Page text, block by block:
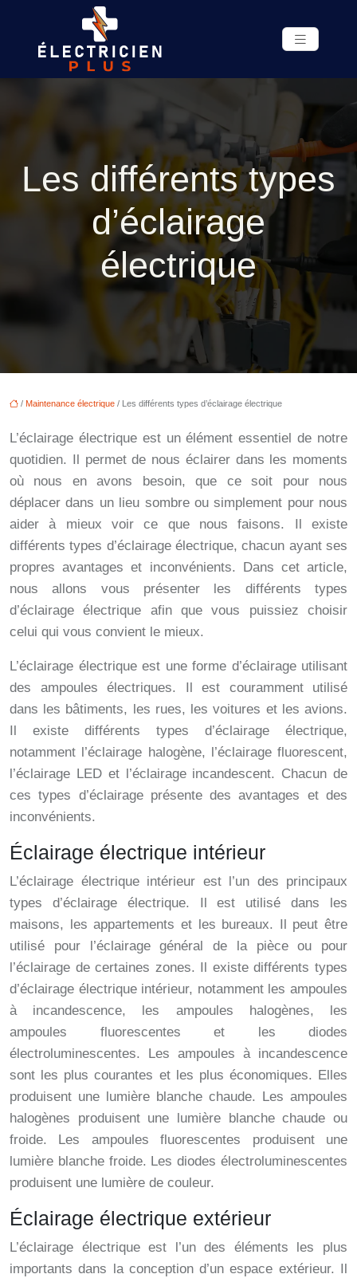
Les différents types
d’éclairage
électrique
/ Maintenance électrique / Les différents types d’éclairage électrique
L’éclairage électrique est un élément essentiel de notre
quotidien. Il permet de nous éclairer dans les moments
où nous en avons besoin, que ce soit pour nous
déplacer dans un lieu sombre ou simplement pour nous
aider à mieux voir ce que nous faisons. Il existe
différents types d’éclairage électrique, chacun ayant ses
propres avantages et inconvénients. Dans cet article,
nous allons vous présenter les différents types
d’éclairage électrique afin que vous puissiez choisir
celui qui vous convient le mieux.
L’éclairage électrique est une forme d’éclairage utilisant
des ampoules électriques. Il est couramment utilisé
dans les bâtiments, les rues, les voitures et les avions.
Il existe différents types d’éclairage électrique,
notamment l’éclairage halogène, l’éclairage fluorescent,
l’éclairage LED et l’éclairage incandescent. Chacun de
ces types d’éclairage présente des avantages et des
inconvénients.
Éclairage électrique intérieur
L’éclairage électrique intérieur est l’un des principaux
types d’éclairage électrique. Il est utilisé dans les
maisons, les appartements et les bureaux. Il peut être
utilisé pour l’éclairage général de la pièce ou pour
l’éclairage de certaines zones. Il existe différents types
d’éclairage électrique intérieur, notamment les ampoules
à incandescence, les ampoules halogènes, les
ampoules fluorescentes et les diodes
électroluminescentes. Les ampoules à incandescence
sont les plus courantes et les plus économiques. Elles
produisent une lumière blanche chaude. Les ampoules
halogènes produisent une lumière blanche chaude ou
froide. Les ampoules fluorescentes produisent une
lumière blanche froide. Les diodes électroluminescentes
produisent une lumière de couleur.
Éclairage électrique extérieur
L’éclairage électrique est l’un des éléments les plus
importants dans la conception d’un espace extérieur. Il